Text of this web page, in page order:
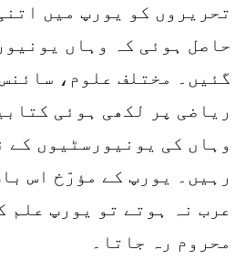
تحریروں کو یورپ میں
حاصل ہوئی کہ وہاں
گئیں۔ مختلف علوم،
ریاضی پر لکھی ہوئی
وہاں کی یونیورسٹیوں کے
رہیں۔ یورپ کے مؤرّخ اس
عرب نہ ہوتے تو یورپ علم
محروم رہ جاتا۔